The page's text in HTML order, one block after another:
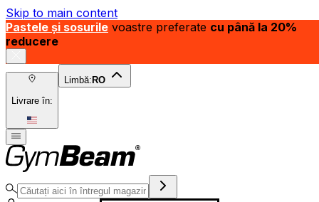
Skip to main content
Pastele și sosurile voastre preferate cu până la 20%
reducere
Livrare în:
Limbă: RO